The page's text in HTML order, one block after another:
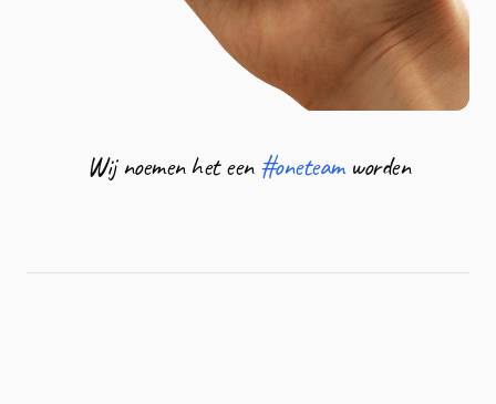
Wij noemen het een #oneteam worden